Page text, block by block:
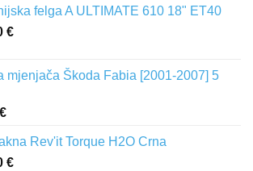
felga A ULTIMATE 610 18" ET40
€
mjenjača Škoda Fabia [2001-2007] 5
€
Rev'it Torque H2O Crna
€